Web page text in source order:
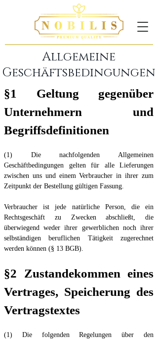
Allgemeine
Geschäftsbedingungen
§1 Geltung gegenüber
Unternehmern und
Begriffsdefinitionen
(1) Die nachfolgenden Allgemeinen
Geschäftbedingungen gelten für alle Lieferungen
zwischen uns und einem Verbraucher in ihrer zum
Zeitpunkt der Bestellung gültigen Fassung.
Verbraucher ist jede natürliche Person, die ein
Rechtsgeschäft zu Zwecken abschließt, die
überwiegend weder ihrer gewerblichen noch ihrer
selbständigen beruflichen Tätigkeit zugerechnet
werden können (§ 13 BGB).
§2 Zustandekommen eines
Vertrages, Speicherung des
Vertragstextes
(1) Die folgenden Regelungen über den